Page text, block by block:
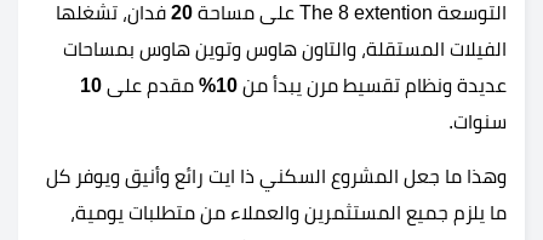
التوسعة The 8 extention على مساحة
20 فدان، تشغلها
الفيلات المستقلة، والتاون هاوس وتوين هاوس بمساحات
عديدة ونظام تقسيط مرن يبدأ من 10% مقدم على 10
سنوات.
وهذا ما جعل المشروع السكني ذا ايت رائع وأنيق ويوفر كل
ما يلزم جميع المستثمرين والعملاء من متطلبات يومية،